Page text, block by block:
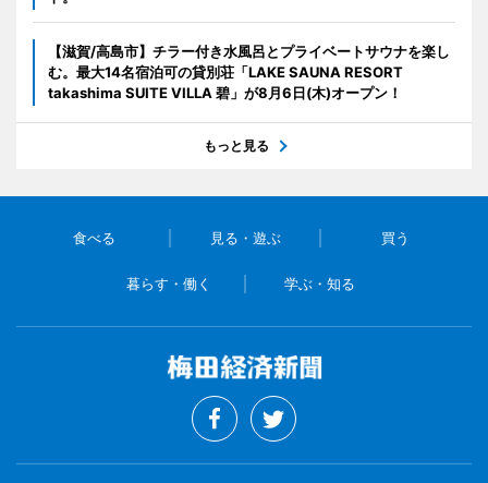
【滋賀/高島市】チラー付き水風呂とプライベートサウナを楽し
む。最大14名宿泊可の貸別荘「LAKE SAUNA RESORT
takashima SUITE VILLA 碧」が8月6日(木)オープン！
もっと見る
食べる 見る・遊ぶ 買う
暮らす・働く 学ぶ・知る